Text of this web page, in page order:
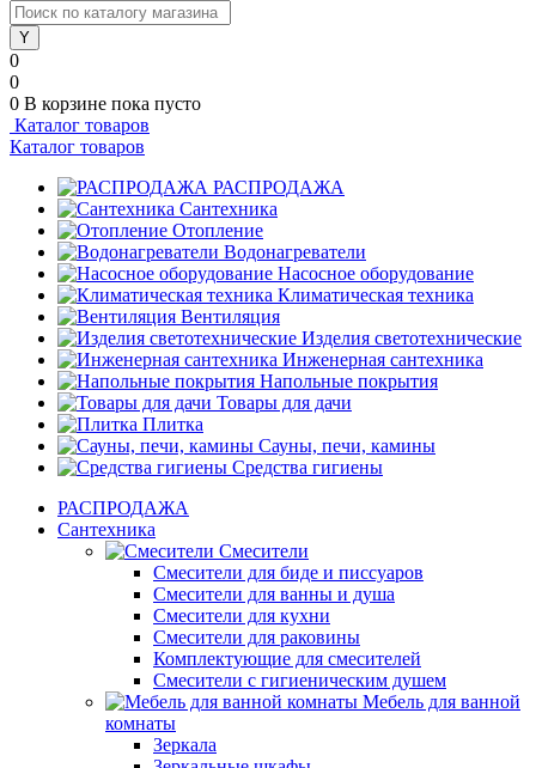
0
0
0 В корзине пока пусто
Каталог товаров
Каталог товаров
РАСПРОДАЖА
Сантехника
Отопление
Водонагреватели
Насосное оборудование
Климатическая техника
Вентиляция
Изделия светотехнические
Инженерная сантехника
Напольные покрытия
Товары для дачи
Плитка
Сауны, печи, камины
Средства гигиены
РАСПРОДАЖА
Сантехника
Смесители
Смесители для биде и писсуаров
Смесители для ванны и душа
Смесители для кухни
Смесители для раковины
Комплектующие для смесителей
Смесители с гигиеническим душем
Мебель для ванной
комнаты
Зеркала